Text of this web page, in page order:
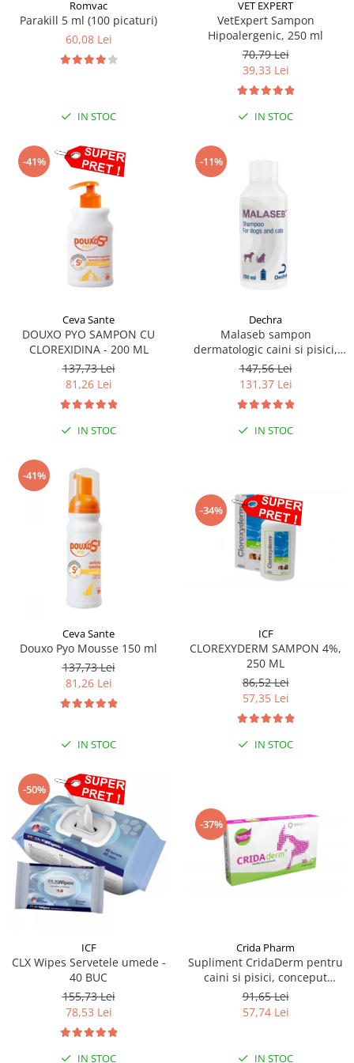
Sampoane si Balsamuri
Servetele Umede
Covorase absorbante
Curatare Ochi
Solutii Atractante si repelente
Custi transport - Pisici
Jucarii Pisici
Lese, Hamuri si Zgarzi
Romvac
Parakill 5 ml (100 picaturi)
60,08 Lei
IN STOC
VET EXPERT
VetExpert Sampon
Hipoalergenic, 250 ml
70,79 Lei
39,33 Lei
IN STOC
-41%
Ceva Sante
DOUXO PYO SAMPON CU
CLOREXIDINA - 200 ML
137,73 Lei
81,26 Lei
IN STOC
-11%
Dechra
Malaseb sampon
dermatologic caini si pisici,
250 ml
147,56 Lei
131,37 Lei
IN STOC
-41%
Ceva Sante
Douxo Pyo Mousse 150 ml
137,73 Lei
81,26 Lei
IN STOC
-34%
ICF
CLOREXYDERM SAMPON 4%,
250 ML
86,52 Lei
57,35 Lei
IN STOC
-50%
ICF
CLX Wipes Servetele umede -
40 BUC
155,73 Lei
78,53 Lei
IN STOC
-37%
Crida Pharm
Supliment CridaDerm pentru
caini si pisici, conceput
pentru a sprijini refacerea
pielii și blănii - 30 comprimate
91,65 Lei
57,74 Lei
IN STOC